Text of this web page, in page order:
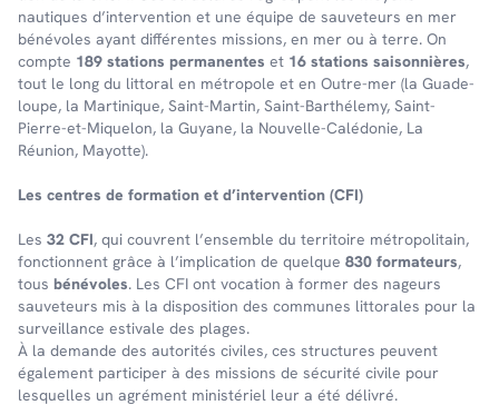
nautiques d’in­ter­ven­tion et une équipe de sauveteurs en mer
bénévoles ayant différentes missions, en mer ou à terre. On
comp­te 189 stations perma­nentes et 16 stations saison­nières,
tout le long du litto­ral en métro­pole et en Outre-mer (la Guade­
loupe, la Marti­nique, Saint-Martin, Saint-Barthé­lemy, Saint-
Pierre-et-Mique­lon, la Guyane, la Nouvelle-Calé­do­nie, La
Réunion, Mayotte).
Les centres de forma­tion et d’in­ter­ven­tion (CFI)
Les 32 CFI, qui couvrent l’en­semble du terri­toire métro­po­li­tain,
fonc­tionnent grâce à l’im­pli­ca­tion de quelque 830 forma­teurs,
tous béné­voles. Les CFI ont voca­tion à former des nageurs
sauve­teurs mis à la dispo­si­tion des communes litto­rales pour la
surveillance esti­vale des plages.
À la demande des auto­ri­tés civiles, ces struc­tures peuvent
égale­ment parti­ci­per à des missions de sécu­rité civile pour
lesquelles un agré­ment minis­té­riel leur a été déli­vré.